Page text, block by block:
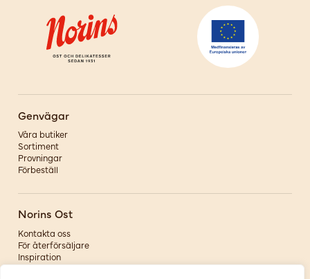
Genvägar
Våra butiker
Sortiment
Provningar
Förbeställ
Norins Ost
Kontakta oss
För återförsäljare
Inspiration
Om oss